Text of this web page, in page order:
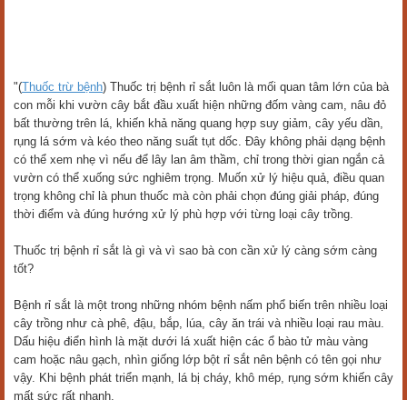
"(Thuốc trừ bệnh) Thuốc trị bệnh rỉ sắt luôn là mối quan tâm lớn của bà
con mỗi khi vườn cây bắt đầu xuất hiện những đốm vàng cam, nâu đỏ
bất thường trên lá, khiến khả năng quang hợp suy giảm, cây yếu dần,
rụng lá sớm và kéo theo năng suất tụt dốc. Đây không phải dạng bệnh
có thể xem nhẹ vì nếu để lây lan âm thầm, chỉ trong thời gian ngắn cả
vườn có thể xuống sức nghiêm trọng. Muốn xử lý hiệu quả, điều quan
trọng không chỉ là phun thuốc mà còn phải chọn đúng giải pháp, đúng
thời điểm và đúng hướng xử lý phù hợp với từng loại cây trồng.
Thuốc trị bệnh rỉ sắt là gì và vì sao bà con cần xử lý càng sớm càng
tốt?
Bệnh rỉ sắt là một trong những nhóm bệnh nấm phổ biến trên nhiều loại
cây trồng như cà phê, đậu, bắp, lúa, cây ăn trái và nhiều loại rau màu.
Dấu hiệu điển hình là mặt dưới lá xuất hiện các ổ bào tử màu vàng
cam hoặc nâu gạch, nhìn giống lớp bột rỉ sắt nên bệnh có tên gọi như
vậy. Khi bệnh phát triển mạnh, lá bị cháy, khô mép, rụng sớm khiến cây
mất sức rất nhanh.